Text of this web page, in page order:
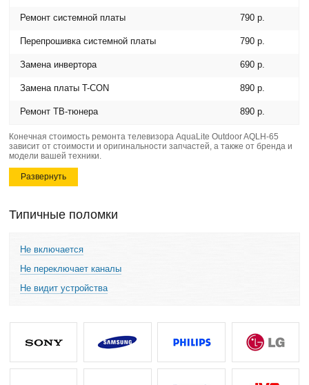
Ремонт системной платы 790 р.
Перепрошивка системной платы 790 р.
Замена инвертора 690 р.
Замена платы T-CON 890 р.
Ремонт ТВ-тюнера 890 р.
Конечная стоимость ремонта телевизора AquaLite Outdoor AQLH-65
зависит от стоимости и оригинальности запчастей, а также от бренда и
модели вашей техники.
Развернуть
Типичные поломки
Не включается
Не переключает каналы
Не видит устройства